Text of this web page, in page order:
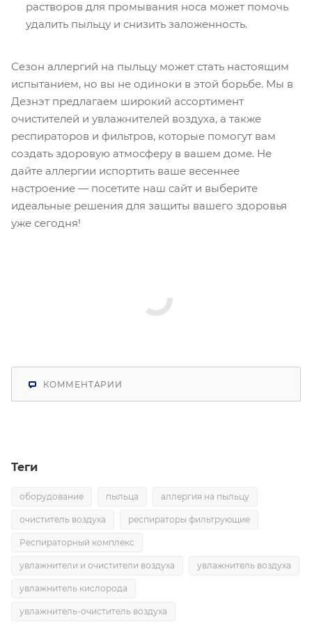
растворов для промывания носа может помочь
удалить пыльцу и снизить заложенность.
Сезон аллергий на пыльцу может стать настоящим
испытанием, но вы не одиноки в этой борьбе. Мы в
Дезнэт предлагаем широкий ассортимент
очистителей и увлажнителей воздуха, а также
респираторов и фильтров, которые помогут вам
создать здоровую атмосферу в вашем доме. Не
дайте аллергии испортить ваше весеннее
настроение — посетите наш сайт и выберите
идеальные решения для защиты вашего здоровья
уже сегодня!
КОММЕНТАРИИ
Теги
оборудование пыльца аллергия на пыльцу
очиститель воздуха респираторы фильтрующие
Респираторный комплекс
увлажнители и очистители воздуха увлажнитель воздуха
увлажнитель кислорода
увлажнитель-очиститель воздуха